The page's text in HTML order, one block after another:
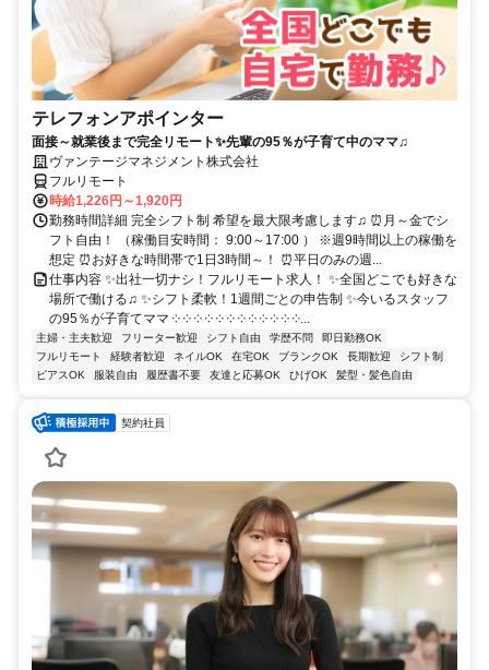
テレフォンアポインター
面接～就業後まで完全リモート✨先輩の95％が子育て中のママ♫
ヴァンテージマネジメント株式会社
フルリモート
時給1,226円～1,920円
勤務時間詳細 完全シフト制 希望を最大限考慮します♫ ⏰月～金でシ
フト自由！ （稼働目安時間： 9:00～17:00 ） ※週9時間以上の稼働を
想定 ⏰お好きな時間帯で1日3時間～！ ⏰平日のみの週...
仕事内容 ✨出社一切ナシ！フルリモート求人！ ✨全国どこでも好きな
場所で働ける♫ ✨シフト柔軟！1週間ごとの申告制 ✨今いるスタッフ
の95％が子育てママ ༶ ༶ ༶ ༶ ༶ ༶ ༶ ༶ ༶ ༶ ༶ ༶...
主婦・主夫歓迎 フリーター歓迎 シフト自由 学歴不問
即日勤務OK
フルリモート
経験者歓迎 ネイルOK 在宅OK ブランクOK 長期歓迎
シフト制
ピアスOK
服装自由 履歴書不要 友達と応募OK ひげOK 髪型・髪色自由
契約社員